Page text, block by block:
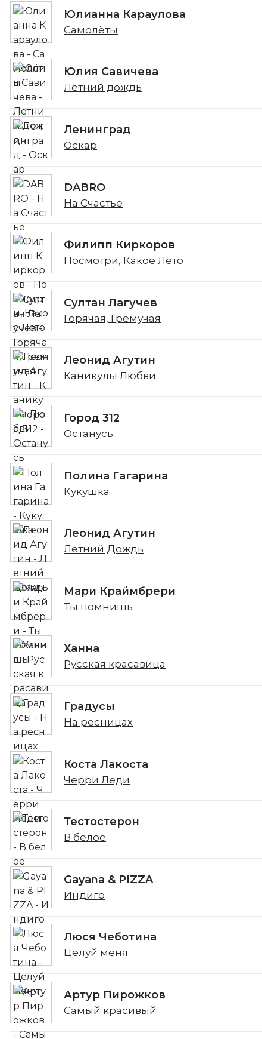
Юлианна Караулова
Самолёты
Юлия Савичева
Летний дождь
Ленинград
Оскар
DABRO
На Счастье
Филипп Киркоров
Посмотри, Какое Лето
Султан Лагучев
Горячая, Гремучая
Леонид Агутин
Каникулы Любви
Город 312
Останусь
Полина Гагарина
Кукушка
Леонид Агутин
Летний Дождь
Мари Краймбрери
Ты помнишь
Ханна
Русская красавица
Градусы
На ресницах
Коста Лакоста
Черри Леди
Тестостерон
В белое
Gayana & PIZZA
Индиго
Люся Чеботина
Целуй меня
Артур Пирожков
Самый красивый